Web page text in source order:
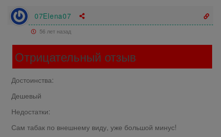
07Elena07
56 лет назад
Отрицательный отзыв
Достоинства:
Дешевый
Недостатки:
Сам табак по внешнему виду, уже большой минус!